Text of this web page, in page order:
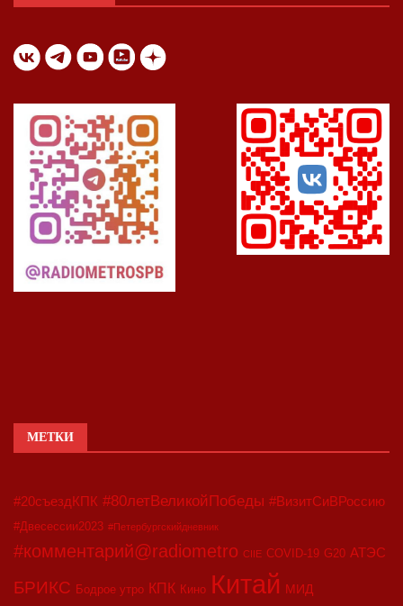
МЕТКИ
#20съездКПК #80летВеликойПобеды #ВизитСиВРоссию
#Двесессии2023 #Петербургскийдневник
#комментарий@radiometro CIIE COVID-19 G20 АТЭС
БРИКС Бодрое утро КПК Кино Китай МИД